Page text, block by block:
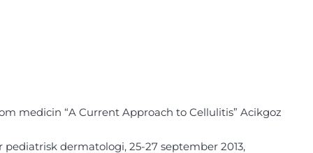
medicin “A Current Approach to Cellulitis” Acikgoz
pediatrisk dermatologi, 25-27 september 2013,